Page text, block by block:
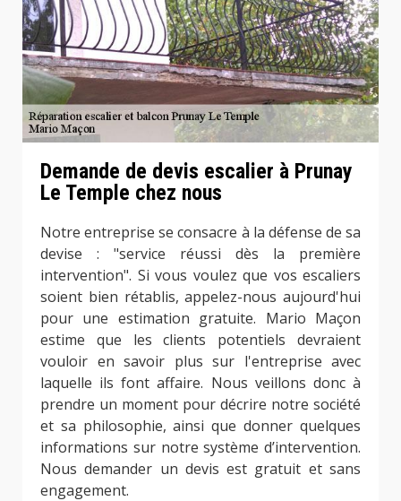
Demande de devis escalier à Prunay
Le Temple chez nous
Notre entreprise se consacre à la défense de sa
devise : "service réussi dès la première
intervention". Si vous voulez que vos escaliers
soient bien rétablis, appelez-nous aujourd'hui
pour une estimation gratuite. Mario Maçon
estime que les clients potentiels devraient
vouloir en savoir plus sur l'entreprise avec
laquelle ils font affaire. Nous veillons donc à
prendre un moment pour décrire notre société
et sa philosophie, ainsi que donner quelques
informations sur notre système d’intervention.
Nous demander un devis est gratuit et sans
engagement.